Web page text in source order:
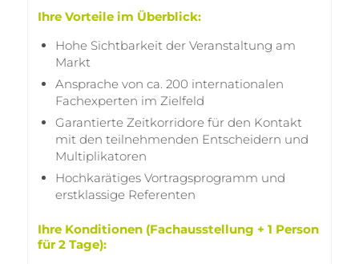
Ihre Vorteile im Überblick:
Hohe Sichtbarkeit der Veranstaltung am
Markt
Ansprache von ca. 200 internationalen
Fachexperten im Zielfeld
Garantierte Zeitkorridore für den Kontakt
mit den teilnehmenden Entscheidern und
Multiplikatoren
Hochkarätiges Vortragsprogramm und
erstklassige Referenten
Ihre Konditionen (Fachausstellung + 1 Person
für 2 Tage):